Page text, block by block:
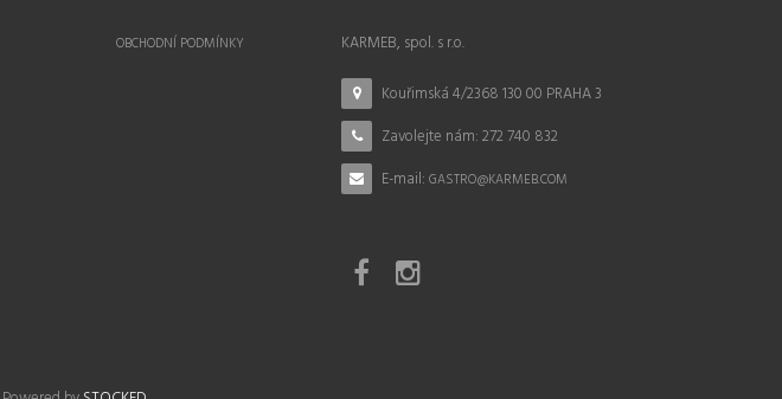
OBCHODNÍ PODMÍNKY KARMEB, spol. s r.o.
Kouřimská 4/2368 130 00 PRAHA 3
Zavolejte nám:272 740 832
E-mail: GASTRO@KARMEB.COM